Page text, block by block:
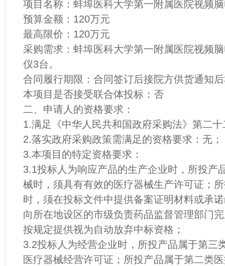
项目名称：蚌埠医科大学第一附属医院视频
预算金额：120万元
最高限价：120万元
采购需求：蚌埠医科大学第一附属医院视频
仪3台。
合同履行期限：合同签订后接院方供货通知
本项目是否接受联合体投标：否
二、申请人的资格要求：
1.满足《中华人民共和国政府采购法》第二
2.落实政府采购政策需满足的资格要求：无；
3.本项目的特定资格要求：
3.1投标人为响应产品的生产企业时，所投产
械时，须具有有效的医疗器械生产许可证；
时，须在投标文件中提供备案证明材料或承
向所在地设区的市级负责药品监督管理部门
按规定提供视为自动放弃中标资格；
3.2投标人为经营企业时，所投产品属于第三
医疗器械经营许可证；所投产品属于第二类